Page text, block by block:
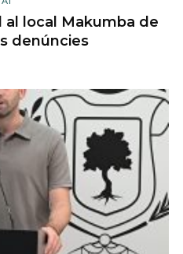
al local Makumba de
denúncies